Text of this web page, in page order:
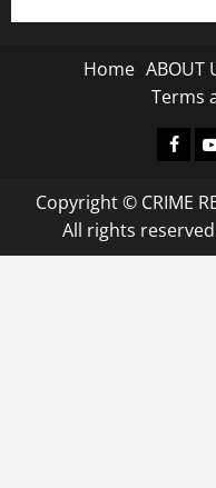
Home ABOUT
Terms
Copyright © CRIME
All rights